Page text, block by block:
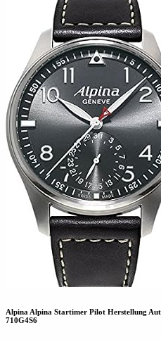
Alpina Alpina Startimer Pilot Herstellung
710G4S6